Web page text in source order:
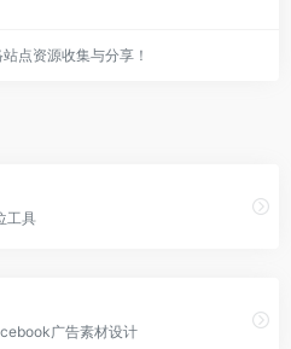
点资源收集与分享！
工具
广告素材设计